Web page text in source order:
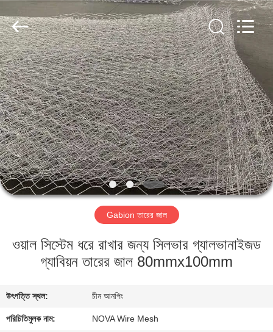
বাড়ি
পণ্য
ভিডিও
ভিআর
শো
আমাদের
সম্বন্ধে
কারখানা
পরিদর্শন
Mesh
Products
Co.,
Ltd..
All
Rights
Reserved.
Gabion তারের জাল
ওয়াল সিস্টেম ধরে রাখার জন্য সিলভার গ্যালভানাইজড
গ্যাবিয়ন তারের জাল 80mmx100mm
উৎপত্তি স্থল: চীন আনপিং
পরিচিতিমুলক নাম: NOVA Wire Mesh